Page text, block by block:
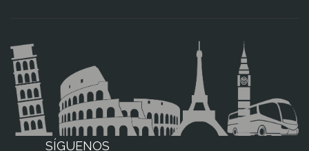
SÍGUENOS